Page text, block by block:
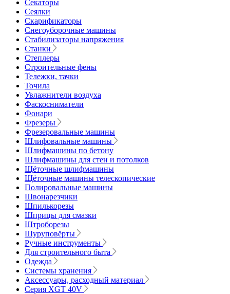
Секаторы
Сеялки
Скарификаторы
Снегоуборочные машины
Стабилизаторы напряжения
Станки
Степлеры
Строительные фены
Тележки, тачки
Точила
Увлажнители воздуха
Фаскосниматели
Фонари
Фрезеры
Фрезеровальные машины
Шлифовальные машины
Шлифмашины по бетону
Шлифмашины для стен и потолков
Щёточные шлифмашины
Щёточные машины телескопические
Полировальные машины
Швонарезчики
Шпилькорезы
Шприцы для смазки
Штроборезы
Шуруповёрты
Ручные инструменты
Для строительного быта
Одежда
Системы хранения
Аксессуары, расходный материал
Серия XGT 40V